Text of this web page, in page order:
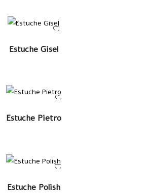
LEER MÁS
Estuche Gisel
LEER MÁS
Estuche Pietro
LEER MÁS
Estuche Polish